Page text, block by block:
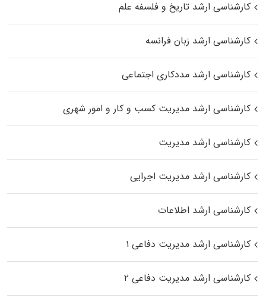
کارشناسی ارشد تاریخ و فلسفه علم
کارشناسی ارشد زبان فرانسه
کارشناسی ارشد مددکاری اجتماعی
کارشناسی ارشد مدیریت کسب و کار و امور شهری
کارشناسی ارشد مدیریت
کارشناسی ارشد مدیریت اجرایی
کارشناسی ارشد اطلاعات
کارشناسی ارشد مدیریت دفاعی ۱
کارشناسی ارشد مدیریت دفاعی ۲